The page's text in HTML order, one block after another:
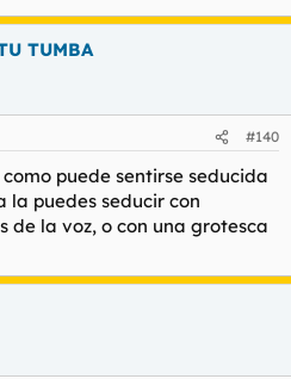
TUMBA
#140
puede sentirse seducida
la puedes seducir con
de la voz, o con una grotesca